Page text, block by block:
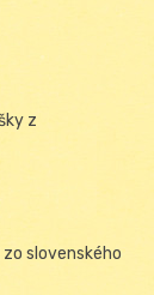
z
slovenského